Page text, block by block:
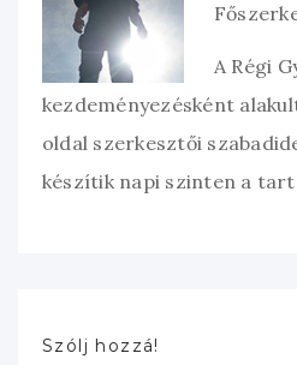
A Régi
kezdeményezésként
oldal szerkesztői
készítik napi szinten a
Szólj hozzá!